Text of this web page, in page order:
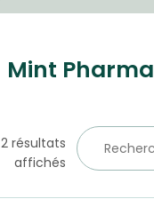
Mint Pharma
2 résultats
affichés